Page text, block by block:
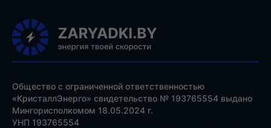
Общество с ограниченной ответственностью
«КристаллЭнерго» свидетельство № 193765554 выдано
Мингорисполкомом 18.05.2024 г.
УНП 193765554